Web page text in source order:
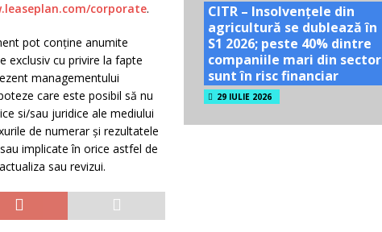
corporate.
pot conține anumite
exclusiv cu privire la fapte
managementului
care este posibil să nu
si/sau juridice ale mediului
de numerar și rezultatele
implicate în orice astfel de
sau revizui.
CITR – Insolvențele din
agricultură se dublează în
S1 2026; peste 40% dintre
companiile mari din sector
sunt în risc financiar
29 IULIE 2026